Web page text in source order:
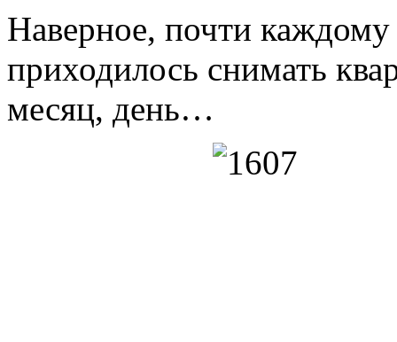
Наверное, почти каждому
приходилось снимать
месяц, день…